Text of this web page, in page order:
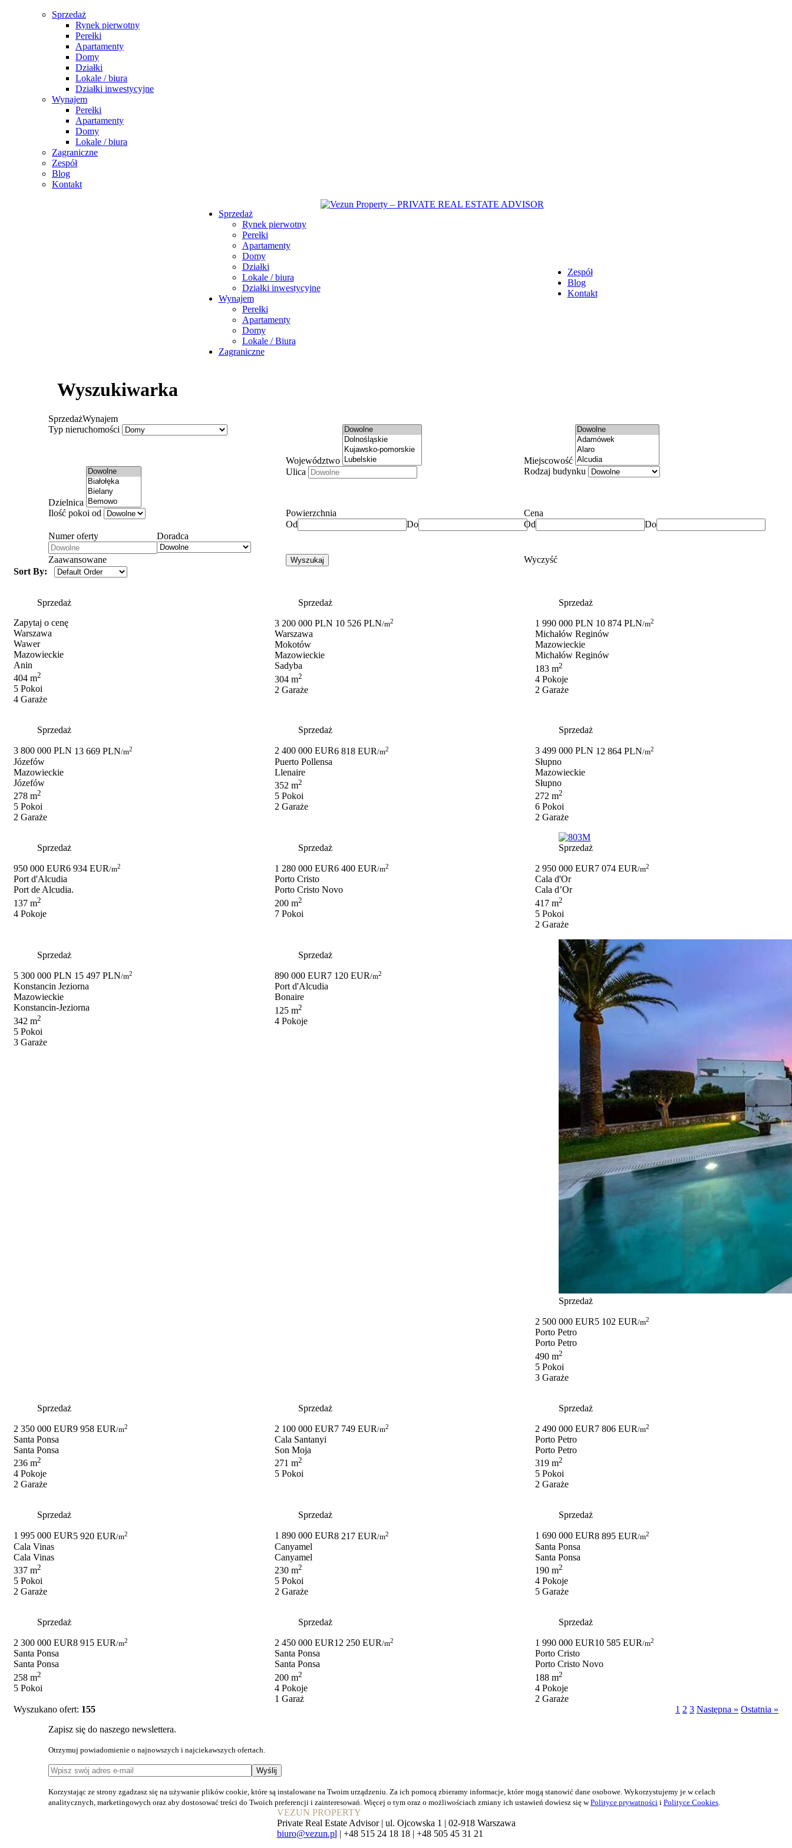
Sprzedaż
Rynek pierwotny
Perełki
Apartamenty
Domy
Działki
Lokale / biura
Działki inwestycyjne
Wynajem
Perełki
Apartamenty
Domy
Lokale / biura
Zagraniczne
Zespół
Blog
Kontakt
Sprzedaż
Rynek pierwotny
Perełki
Apartamenty
Domy
Działki
Lokale / biura
Działki inwestycyjne
Wynajem
Perełki
Apartamenty
Domy
Lokale / Biura
Zagraniczne
Zespół
Blog
Kontakt
Wyszukiwarka
SprzedażWynajem
Typ nieruchomości
Województwo Miejscowość
Dzielnica
Ulica Rodzaj budynku
Ilość pokoi od
Powierzchnia
Od
Do
Cena
Od
Do
Numer oferty
Doradca
Zaawansowane
Wyczyść
Sort By:
Sprzedaż
Zapytaj o cenę
Warszawa
Wawer
Mazowieckie
Anin
404 m2
5 Pokoi
4 Garaże
Sprzedaż
3 200 000 PLN 10 526 PLN/m2
Warszawa
Mokotów
Mazowieckie
Sadyba
304 m2
2 Garaże
Sprzedaż
1 990 000 PLN 10 874 PLN/m2
Michałów Reginów
Mazowieckie
Michałów Reginów
183 m2
4 Pokoje
2 Garaże
Sprzedaż
3 800 000 PLN 13 669 PLN/m2
Józefów
Mazowieckie
Józefów
278 m2
5 Pokoi
2 Garaże
Sprzedaż
2 400 000 EUR6 818 EUR/m2
Puerto Pollensa
Llenaire
352 m2
5 Pokoi
2 Garaże
Sprzedaż
3 499 000 PLN 12 864 PLN/m2
Słupno
Mazowieckie
Słupno
272 m2
6 Pokoi
2 Garaże
Sprzedaż
950 000 EUR6 934 EUR/m2
Port d'Alcudia
Port de Alcudia.
137 m2
4 Pokoje
Sprzedaż
1 280 000 EUR6 400 EUR/m2
Porto Cristo
Porto Cristo Novo
200 m2
7 Pokoi
Sprzedaż
2 950 000 EUR7 074 EUR/m2
Cala d'Or
Cala d’Or
417 m2
5 Pokoi
2 Garaże
Sprzedaż
5 300 000 PLN 15 497 PLN/m2
Konstancin Jeziorna
Mazowieckie
Konstancin-Jeziorna
342 m2
5 Pokoi
3 Garaże
Sprzedaż
890 000 EUR7 120 EUR/m2
Port d'Alcudia
Bonaire
125 m2
4 Pokoje
Sprzedaż
2 500 000 EUR5 102 EUR/m2
Porto Petro
Porto Petro
490 m2
5 Pokoi
3 Garaże
Sprzedaż
2 350 000 EUR9 958 EUR/m2
Santa Ponsa
Santa Ponsa
236 m2
4 Pokoje
2 Garaże
Sprzedaż
2 100 000 EUR7 749 EUR/m2
Cala Santanyi
Son Moja
271 m2
5 Pokoi
Sprzedaż
2 490 000 EUR7 806 EUR/m2
Porto Petro
Porto Petro
319 m2
5 Pokoi
2 Garaże
Sprzedaż
1 995 000 EUR5 920 EUR/m2
Cala Vinas
Cala Vinas
337 m2
5 Pokoi
2 Garaże
Sprzedaż
1 890 000 EUR8 217 EUR/m2
Canyamel
Canyamel
230 m2
5 Pokoi
2 Garaże
Sprzedaż
1 690 000 EUR8 895 EUR/m2
Santa Ponsa
Santa Ponsa
190 m2
4 Pokoje
5 Garaże
Sprzedaż
2 300 000 EUR8 915 EUR/m2
Santa Ponsa
Santa Ponsa
258 m2
5 Pokoi
Sprzedaż
2 450 000 EUR12 250 EUR/m2
Santa Ponsa
Santa Ponsa
200 m2
4 Pokoje
1 Garaż
Sprzedaż
1 990 000 EUR10 585 EUR/m2
Porto Cristo
Porto Cristo Novo
188 m2
4 Pokoje
2 Garaże
Wyszukano ofert: 155 1 2 3 Następna » Ostatnia »
Zapisz się do naszego newslettera.
Otrzymuj powiadomienie o najnowszych i najciekawszych ofertach.
Korzystając ze strony zgadzasz się na używanie plików cookie, które są instalowane na Twoim urządzeniu. Za ich pomocą zbieramy informacje, które mogą stanowić dane osobowe. Wykorzystujemy je w celach
analitycznych, marketingowych oraz aby dostosować treści do Twoich preferencji i zainteresowań. Więcej o tym oraz o możliwościach zmiany ich ustawień dowiesz się wPolityce prywatności i Polityce Cookies
VEZUN PROPERTY
Private Real Estate Advisor | ul. Ojcowska 1 | 02-918 Warszawa
biuro@vezun.pl | +48­ 515­ 24 18 18 | +48­ 505­ 45 31 21